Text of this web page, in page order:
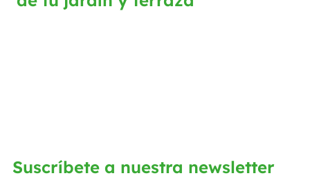
Suscríbete a nuestra newsletter